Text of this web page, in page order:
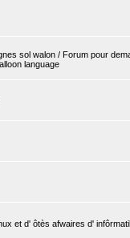
sol walon / Forum pour
language
et d' ôtès afwaires d'